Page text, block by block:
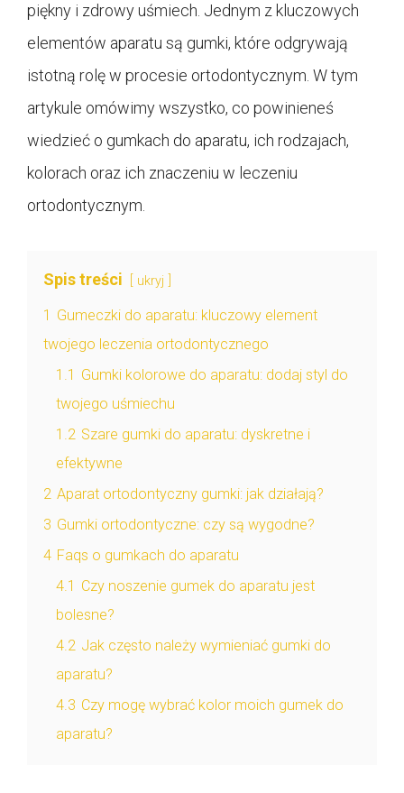
piękny i zdrowy uśmiech. Jednym z kluczowych
elementów aparatu są gumki, które odgrywają
istotną rolę w procesie ortodontycznym. W tym
artykule omówimy wszystko, co powinieneś
wiedzieć o gumkach do aparatu, ich rodzajach,
kolorach oraz ich znaczeniu w leczeniu
ortodontycznym.
Spis treści ukryj
1 Gumeczki do aparatu: kluczowy element
twojego leczenia ortodontycznego
1.1 Gumki kolorowe do aparatu: dodaj styl do
twojego uśmiechu
1.2 Szare gumki do aparatu: dyskretne i
efektywne
2 Aparat ortodontyczny gumki: jak działają?
3 Gumki ortodontyczne: czy są wygodne?
4 Faqs o gumkach do aparatu
4.1 Czy noszenie gumek do aparatu jest
bolesne?
4.2 Jak często należy wymieniać gumki do
aparatu?
4.3 Czy mogę wybrać kolor moich gumek do
aparatu?